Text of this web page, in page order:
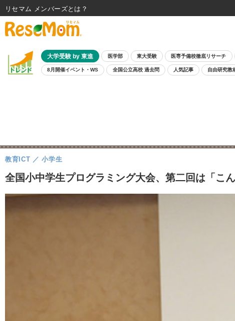
大学受験 by 東進 医学部 東大受験 医専予備校徹底リサーチ
8月開催イベント・WS 全国公立高校 過去問 人気記事 自由研究教
全国小中学生プログラミング大会、第二回は「こ
教育ICT 小学生
リセマム メンバーズ